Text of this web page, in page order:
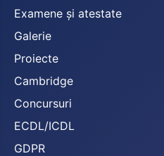
Examene și atestate
Galerie
Proiecte
Cambridge
Concursuri
ECDL/ICDL
GDPR